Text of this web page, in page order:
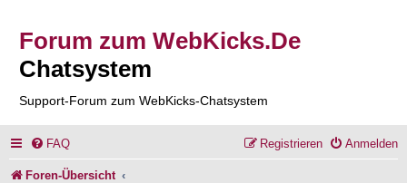
Forum zum WebKicks.De
Chatsystem
Support-Forum zum WebKicks-Chatsystem
FAQ Anmelden
Registrieren
Foren-Übersicht